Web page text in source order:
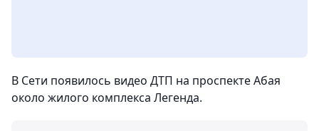
В Сети появилось видео ДТП на проспекте Абая
около жилого комплекса Легенда.